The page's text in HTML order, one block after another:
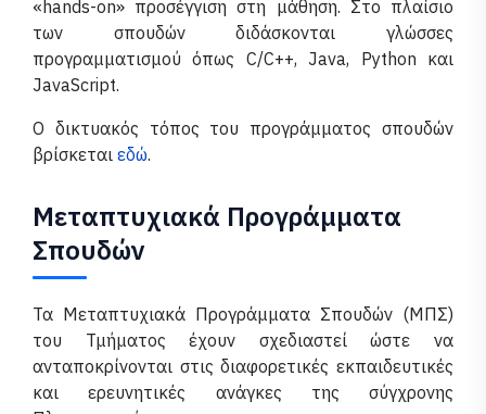
«hands-on» προσέγγιση στη μάθηση. Στο πλαίσιο
των σπουδών διδάσκονται γλώσσες
προγραμματισμού όπως C/C++, Java, Python και
JavaScript.
Ο δικτυακός τόπος του προγράμματος σπουδών
βρίσκεται εδώ.
Μεταπτυχιακά Προγράμματα
Σπουδών
Τα Μεταπτυχιακά Προγράμματα Σπουδών (ΜΠΣ)
του Τμήματος έχουν σχεδιαστεί ώστε να
ανταποκρίνονται στις διαφορετικές εκπαιδευτικές
και ερευνητικές ανάγκες της σύγχρονης